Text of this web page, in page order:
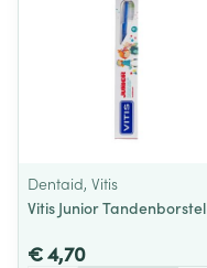
Dentaid, Vitis
Vitis Junior Tandenborstel
€ 4,70